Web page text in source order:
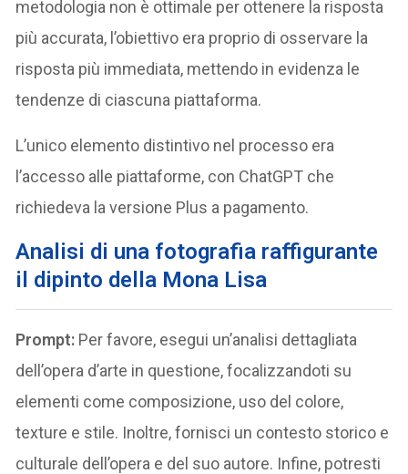
metodologia non è ottimale per ottenere la risposta
più accurata, l’obiettivo era proprio di osservare la
risposta più immediata, mettendo in evidenza le
tendenze di ciascuna piattaforma.
L’unico elemento distintivo nel processo era
l’accesso alle piattaforme, con ChatGPT che
richiedeva la versione Plus a pagamento.
Analisi di una fotografia raffigurante
il dipinto della Mona Lisa
Prompt: Per favore, esegui un’analisi dettagliata
dell’opera d’arte in questione, focalizzandoti su
elementi come composizione, uso del colore,
texture e stile. Inoltre, fornisci un contesto storico e
culturale dell’opera e del suo autore. Infine, potresti